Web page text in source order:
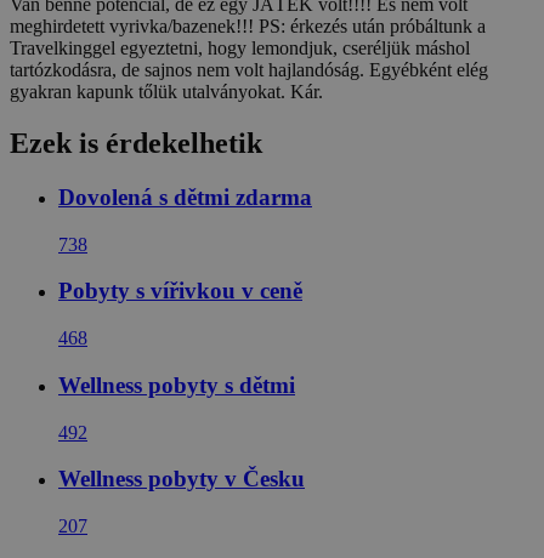
Van benne potenciál, de ez egy JÁTÉK volt!!!! És nem volt
meghirdetett vyrivka/bazenek!!! PS: érkezés után próbáltunk a
Travelkinggel egyeztetni, hogy lemondjuk, cseréljük máshol
tartózkodásra, de sajnos nem volt hajlandóság. Egyébként elég
gyakran kapunk tőlük utalványokat. Kár.
Ezek is érdekelhetik
Dovolená s dětmi zdarma
738
Pobyty s vířivkou v ceně
468
Wellness pobyty s dětmi
492
Wellness pobyty v Česku
207